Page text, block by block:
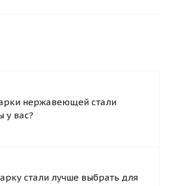
нержавеющей стали
у вас?
стали лучше выбрать для